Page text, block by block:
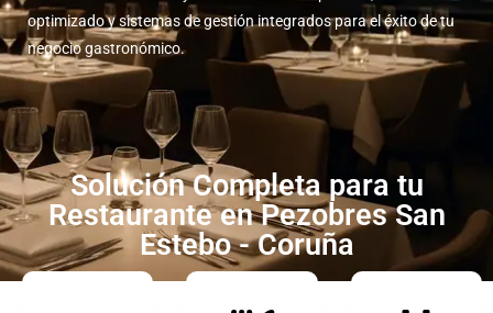
optimizado y sistemas de gestión integrados para el éxito de tu
negocio gastronómico.
Solución Completa para tu
Restaurante en Pezobres San
Estebo - Coruña